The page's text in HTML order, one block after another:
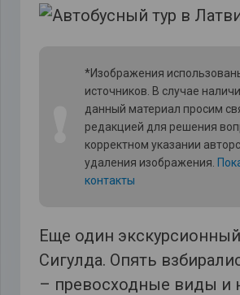
*Изображения
источников. В случае
данный материал просим
редакцией для решения
корректном указании
удаления изображения.
контакты
Еще один
Сигулда. Опять
– превосходные виды и